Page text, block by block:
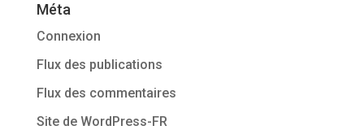
Méta
Connexion
Flux des publications
Flux des commentaires
Site de WordPress-FR